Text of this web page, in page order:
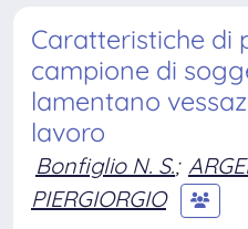
Caratteristiche di
campione di
lamentano
lavoro
Bonfiglio N. S.;
PIERGIORGIO